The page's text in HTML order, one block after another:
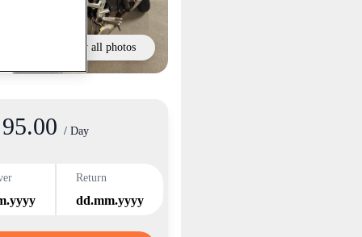
Show all photos
/ Day
Return
dd.mm.yyyy